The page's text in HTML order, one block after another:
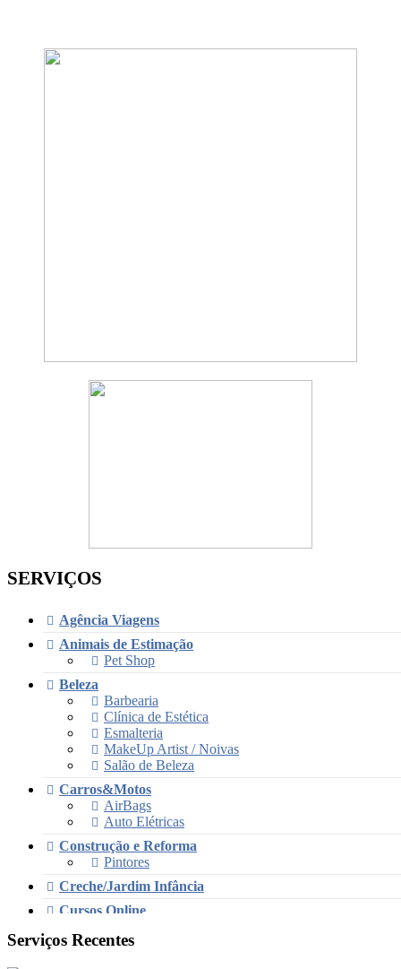
SERVIÇOS
Agência Viagens
Animais de Estimação
Pet Shop
Beleza
Barbearia
Clínica de Estética
Esmalteria
MakeUp Artist / Noivas
Salão de Beleza
Carros&Motos
AirBags
Auto Elétricas
Construção e Reforma
Pintores
Creche/Jardim Infância
Cursos Online
Educação/Cursos/Coach
Serviços Recentes